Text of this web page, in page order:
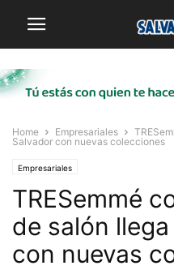
Home Empresariales
Salvador con nuevas colecciones
Empresariales
TRESemmé
de salón
con nuevas